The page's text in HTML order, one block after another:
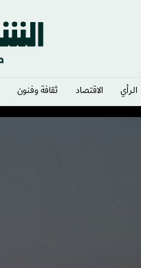
الرأي الاقتصاد ثقافة وفنون